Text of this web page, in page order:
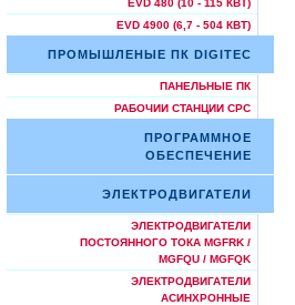
EVD 480 (10 - 115 КВТ)
EVD 4900 (6,7 - 504 КВТ)
ПРОМЫШЛЕНЫЕ ПК DIGITEC
ПАНЕЛЬНЫЕ ПК
РАБОЧИИ СТАНЦИИ СРС
ПРОГРАММНОЕ
ОБЕСПЕЧЕНИЕ
ЭЛЕКТРОДВИГАТЕЛИ
ЭЛЕКТРОДВИГАТЕЛИ
ПОСТОЯННОГО ТОКА MGFRK /
MGFQU / MGFQK
ЭЛЕКТРОДВИГАТЕЛИ
АСИНХРОННЫЕ